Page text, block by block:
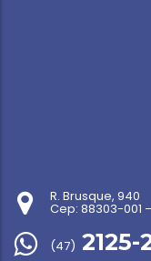
R. Brusque, 940
Cep: 88303-001
(47) 2125-